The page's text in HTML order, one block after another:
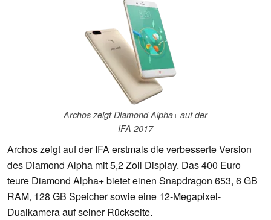
Archos zeigt Diamond Alpha+ auf der
IFA 2017
Archos zeigt auf der IFA erstmals die verbesserte Version
des Diamond Alpha mit 5,2 Zoll Display. Das 400 Euro
teure Diamond Alpha+ bietet einen Snapdragon 653, 6 GB
RAM, 128 GB Speicher sowie eine 12-Megapixel-
Dualkamera auf seiner Rückseite.